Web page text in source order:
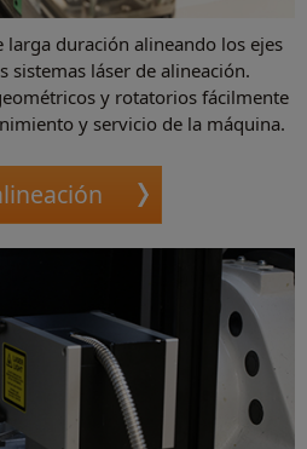
duración alineando los ejes
sistemas láser de alineación.
y rotatorios fácilmente
y servicio de la máquina.